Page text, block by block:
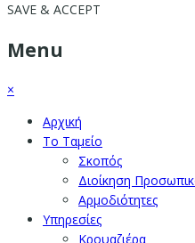
SAVE & ACCEPT
Menu
×
Αρχική
Το Ταμείο
Σκοπός
Διοίκηση
Αρμοδιότητες
Υπηρεσίες
Κρουαζιέρα